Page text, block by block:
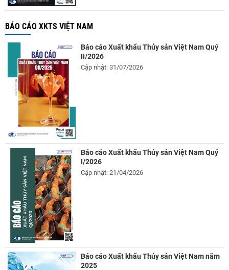
BÁO CÁO XKTS VIỆT NAM
Báo cáo Xuất khẩu Thủy sản Việt Nam Quý
II/2026
Cập nhật: 31/07/2026
Báo cáo Xuất khẩu Thủy sản Việt Nam Quý
I/2026
Cập nhật: 21/04/2026
Báo cáo Xuất khẩu Thủy sản Việt Nam năm
2025